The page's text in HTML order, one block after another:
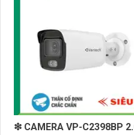
❇ CAMERA VP-C2398BP